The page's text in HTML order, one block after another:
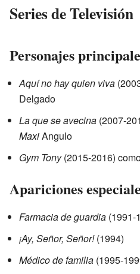
Series de Televisión
Personajes
Aquí no hay quien viva
Delgado
La que se avecina (2007-
MaxiAngulo
Gym Tony(2015-2016)
Apariciones
Farmacia de guardia (1991-
¡Ay, Señor, Señor!(1994)
Médico de familia (1995-